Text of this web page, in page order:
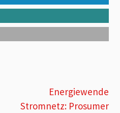
Energiewende
Stromnetz: Prosumer